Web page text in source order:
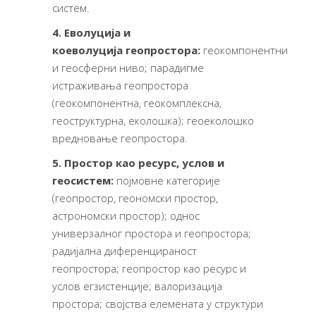
систем.
4. Eволуција и
коеволуција геопростора: геокомпонентни
и геосферни ниво; парадигме
истраживања геопростора
(геокомпонентна, геокомплексна,
геоструктурна, еколошка); геоеколошко
вредновање геопростора.
5. Простор као ресурс, услов и
геосистем: појмовне категорије
(геопростор, геономски простор,
астрономски простор); однос
универзалног простора и геопростора;
радијална диференцираност
геопростора; геопростор као ресурс и
услов егзистенције; валоризација
простора; својства елемената у структури